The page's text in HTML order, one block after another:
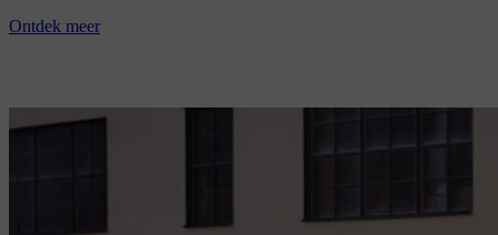
Ontdek meer